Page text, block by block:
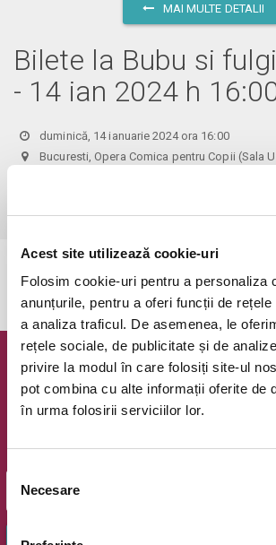
Acest site utilizează cookie-uri
Folosim cookie-uri pentru a personaliza
anunțurile, pentru a oferi funcții de
a analiza traficul. De asemenea, le
rețele sociale, de publicitate și de
privire la modul în care folosiți site-ul
pot combina cu alte informații oferite de
în urma folosirii serviciilor lor.
Selecția
consimțământului
Necesare
MAI MULTE DETALII
Bilete la Bubu si
- 14 ian 2024 h
duminică, 14 ianuarie 2024 ora 16:00
Bucuresti, Opera Comica pentru Copii (Sala
Newsletter @
Oferte exclusive si o editie saptamanala
OK